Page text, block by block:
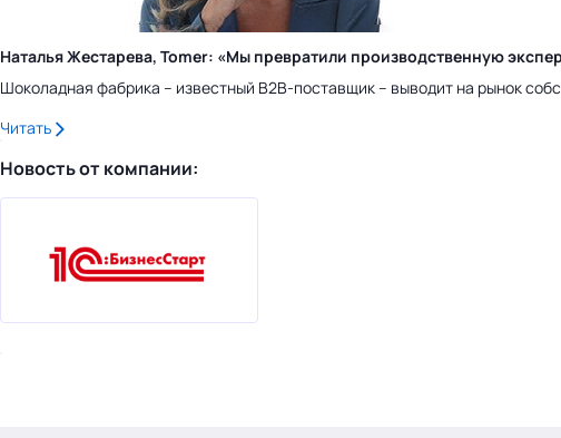
Наталья Жестарева, Tomer: «Мы превратили производственную
Шоколадная фабрика – известный B2B-поставщик – выводит на рынок
Читать
Новость от компании: